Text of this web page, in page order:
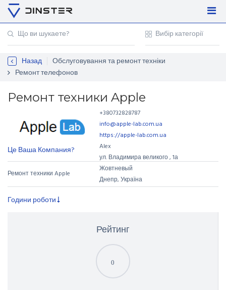
Регістрація
Контакти
Назад
Обслуговування та ремонт техніки
Ремонт телефонов
Ремонт техники Apple
Це Ваша Компания?
Ремонт техники Apple
+380732828787
info@apple-lab.com.ua
https://apple-lab.com.ua
Alex
ул. Владимира великого,1а
Жовтневый
Днепр, Україна
Години роботи
Рейтинг
0